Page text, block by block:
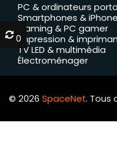
PC & ordinateurs
Smartphones & iPhone
Gaming & PC gamer
Impression &
TV LED & multimédia
Électroménager
© 2026 SpaceNet. Tous
0
0